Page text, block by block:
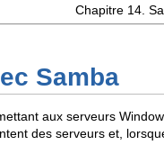
Chapitre 14.
Samba
aux serveurs
des serveurs et,